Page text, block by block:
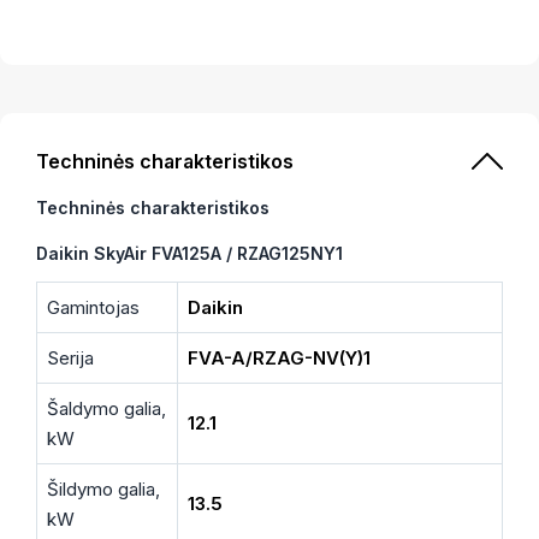
Techninės charakteristikos
Techninės charakteristikos
Daikin SkyAir FVA125A / RZAG125NY1
Gamintojas Daikin
Serija FVA-A/RZAG-NV(Y)1
Šaldymo galia,
kW
12.1
Šildymo galia,
kW
13.5